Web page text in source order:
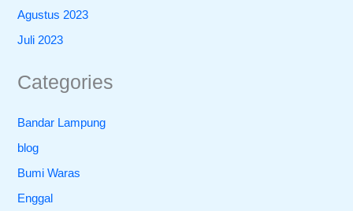
Agustus 2023
Juli 2023
Categories
Bandar Lampung
blog
Bumi Waras
Enggal